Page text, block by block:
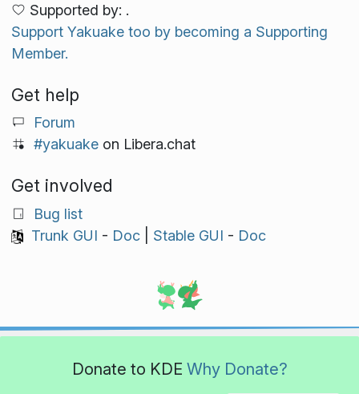
Supported by: .
Support Yakuake too by becoming a Supporting
Member.
Get help
Forum
#yakuakeon Libera.chat
Get involved
Bug list
Trunk GUI - Doc| Stable GUI - Doc
Donate to KDE Why Donate?